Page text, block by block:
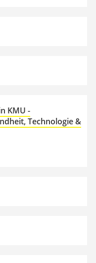
KMU -
Technologie &